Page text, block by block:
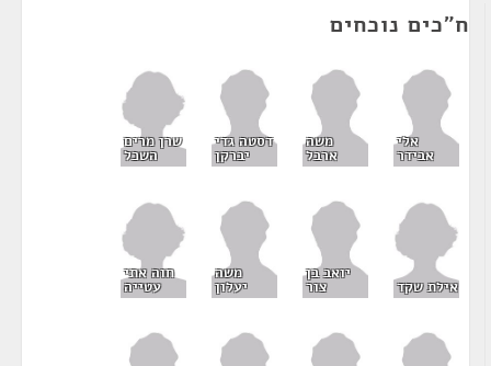
ח"כים נוכחים
אלי
אבידר
משה
ארבל
דסטה גדי
יברקן
שרן מרים
השכל
אילת שקד
יואב בן
צור
משה
יעלון
חוה אתי
עטייה